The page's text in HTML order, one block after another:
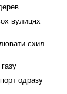
вулицях
схил
одразу